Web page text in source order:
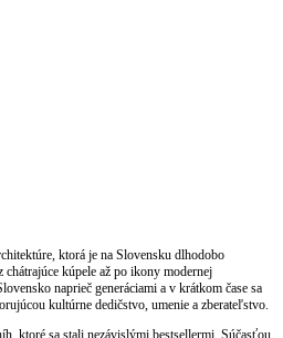
ktorá je na Slovensku dlhodobo
kúpele až po ikony modernej
naprieč generáciami a v krátkom čase sa
kultúrne dedičstvo, umenie a zberateľstvo.
ktoré sa stali nezávislými bestsellermi. Súčasťou